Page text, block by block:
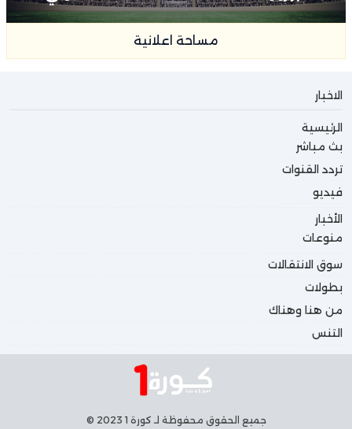
مساحة اعلانية
الاخبار
الرئيسية
بث مباشر
تردد القنوات
فيديو
الأخبار
منوعات
سوق الانتقالات
بطولات
من هنا وهناك
التنس
جميع الحقوق محفوظة لـ كورة 1 2023 ©